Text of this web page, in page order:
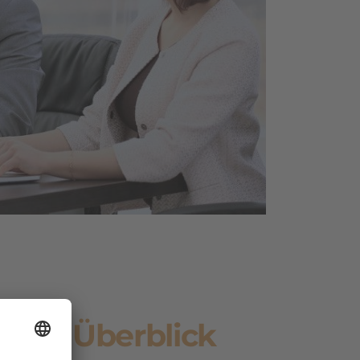
im Überblick